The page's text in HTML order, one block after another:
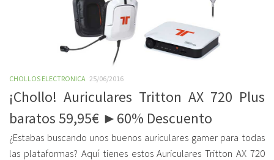
CHOLLOS ELECTRONICA 25/06/2016
¡Chollo! Auriculares Tritton AX 720 Plus
baratos 59,95€ ►60% Descuento
¿Estabas buscando unos buenos auriculares gamer para todas
las plataformas? Aquí tienes estos Auriculares Tritton AX 720